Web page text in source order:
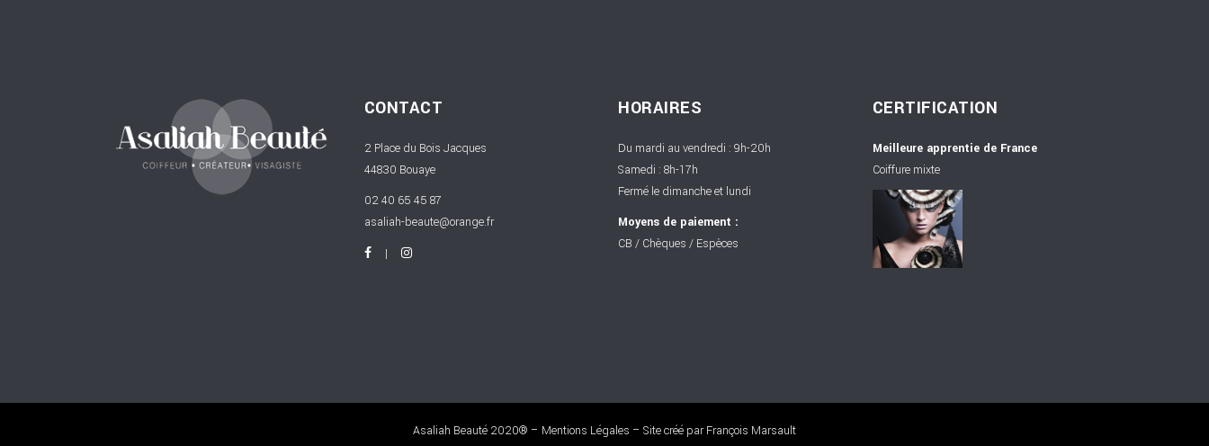
CONTACT
2 Place du Bois Jacques
44830 Bouaye
02 40 65 45 87
asaliah-beaute@orange.fr
HORAIRES
Du mardi au vendredi : 9h-20h
Samedi : 8h-17h
Fermé le dimanche et lundi
Moyens de paiement :
CB / Chèques / Espèces
CERTIFICATION
Meilleure apprentie de France
Coiffure mixte
Asaliah Beauté 2020® – Mentions Légales – Site créé parFrançois Marsault